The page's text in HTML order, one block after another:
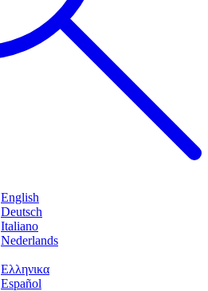
English
Deutsch
Italiano
Nederlands
Ελληνικα
Español